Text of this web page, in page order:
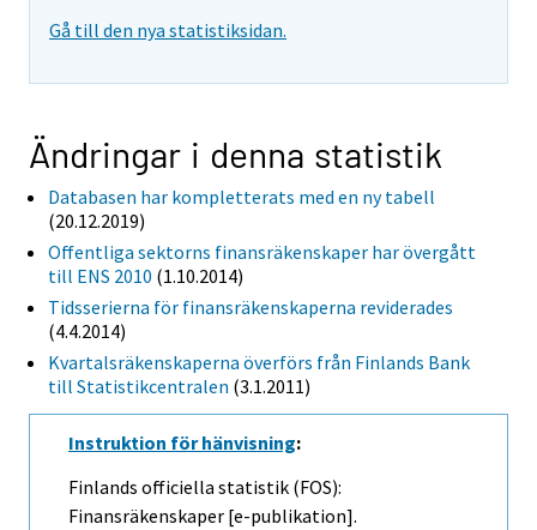
Gå till den nya statistiksidan.
Ändringar i denna statistik
Databasen har kompletterats med en ny tabell
(20.12.2019)
Offentliga sektorns finansräkenskaper har övergått
till ENS 2010 (1.10.2014)
Tidsserierna för finansräkenskaperna reviderades
(4.4.2014)
Kvartalsräkenskaperna överförs från Finlands Bank
till Statistikcentralen (3.1.2011)
Instruktion för hänvisning:
Finlands officiella statistik (FOS):
Finansräkenskaper [e-publikation].